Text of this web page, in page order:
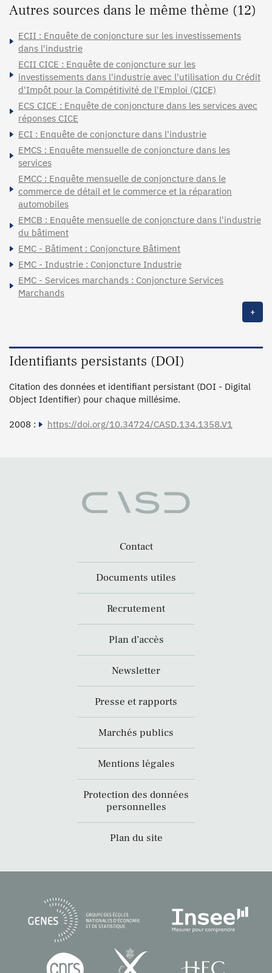
Autres sources dans le même thème (12)
ECII : Enquête de conjoncture sur les investissements
dans l'industrie
ECII CICE : Enquête de conjoncture sur les
investissements dans l'industrie avec l'utilisation du Crédit
d'Impôt pour la Compétitivité de l'Emploi (CICE)
ECS CICE : Enquête de conjoncture dans les services avec
réponses CICE
ECI : Enquête de conjoncture dans l'industrie
EMCS : Enquête mensuelle de conjoncture dans les
services
EMCC : Enquête mensuelle de conjoncture dans le
commerce de détail et le commerce et la réparation
automobiles
EMCB : Enquête mensuelle de conjoncture dans l'industrie
du bâtiment
EMC - Bâtiment : Conjoncture Bâtiment
EMC - Industrie : Conjoncture Industrie
EMC - Services marchands : Conjoncture Services
Marchands
+
Identifiants persistants (DOI)
Citation des données et identifiant persistant (DOI - Digital
Object Identifier) pour chaque millésime.
2008 : https://doi.org/10.34724/CASD.134.1358.V1
Contact
Documents utiles
Recrutement
Plan d’accès
Newsletter
Presse et rapports
Marchés publics
Mentions légales
Protection des données
personnelles
Plan du site